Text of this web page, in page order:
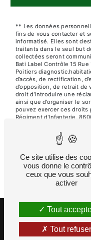
** Les données
fins de vous contacter et
informatisé. Elles sont
traitants dans le seul but
collectées seront
Bati Label Contrôle 15
Poitiers
d’accès, de rectification,
d’opposition, de retrait
droit d’introduire une
ainsi que d’organiser le
pouvez exercer ces droits
Régiment d'Infanterie,
l'adresse
pourra vous être
la période de prise de
légale aux fins
le droit de vous inscrire
téléphonique, disponible
le site cnil.fr pour plus
Ce site utilise des
vous donne le
ceux que vous
activer
Tout
Tout refuser